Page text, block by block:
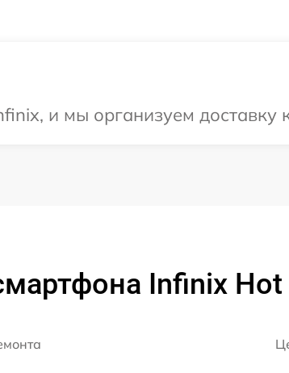
и мы организуем доставку
Infinix Hot